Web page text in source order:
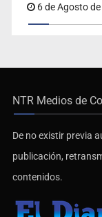
6 de Agosto
NTR Medios de
De no existir previa
publicación,
contenidos.